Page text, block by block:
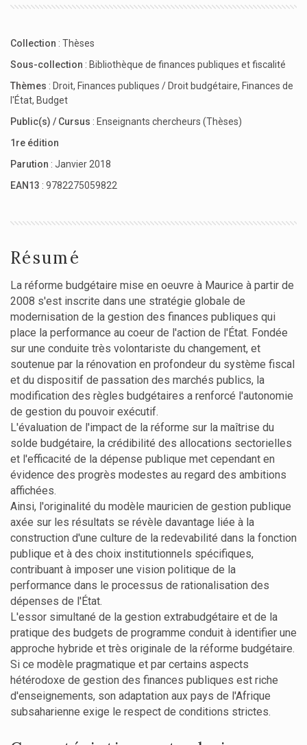
Collection : Thèses
Sous-collection : Bibliothèque de finances publiques et fiscalité
Thèmes : Droit, Finances publiques / Droit budgétaire, Finances de
l'État, Budget
Public(s) / Cursus : Enseignants chercheurs (Thèses)
1re édition
Parution : Janvier 2018
EAN13 : 9782275059822
Résumé
La réforme budgétaire mise en oeuvre à Maurice à partir de
2008 s'est inscrite dans une stratégie globale de
modernisation de la gestion des finances publiques qui
place la performance au coeur de l'action de l'État. Fondée
sur une conduite très volontariste du changement, et
soutenue par la rénovation en profondeur du système fiscal
et du dispositif de passation des marchés publics, la
modification des règles budgétaires a renforcé l'autonomie
de gestion du pouvoir exécutif.
L'évaluation de l'impact de la réforme sur la maîtrise du
solde budgétaire, la crédibilité des allocations sectorielles
et l'efficacité de la dépense publique met cependant en
évidence des progrès modestes au regard des ambitions
affichées.
Ainsi, l'originalité du modèle mauricien de gestion publique
axée sur les résultats se révèle davantage liée à la
construction d'une culture de la redevabilité dans la fonction
publique et à des choix institutionnels spécifiques,
contribuant à imposer une vision politique de la
performance dans le processus de rationalisation des
dépenses de l'État.
L'essor simultané de la gestion extrabudgétaire et de la
pratique des budgets de programme conduit à identifier une
approche hybride et très originale de la réforme budgétaire.
Si ce modèle pragmatique et par certains aspects
hétérodoxe de gestion des finances publiques est riche
d'enseignements, son adaptation aux pays de l'Afrique
subsaharienne exige le respect de conditions strictes.